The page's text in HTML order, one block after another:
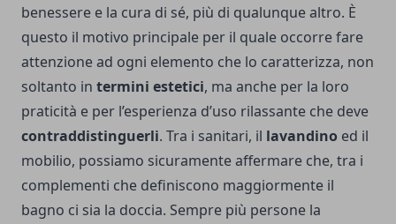
benessere e la cura di sé, più di qualunque altro. È
questo il motivo principale per il quale occorre fare
attenzione ad ogni elemento che lo caratterizza, non
soltanto in termini estetici, ma anche per la loro
praticità e per l’esperienza d’uso rilassante che deve
contraddistinguerli. Tra i sanitari, il lavandino ed il
mobilio, possiamo sicuramente affermare che, tra i
complementi che definiscono maggiormente il
bagno ci sia la doccia. Sempre più persone la